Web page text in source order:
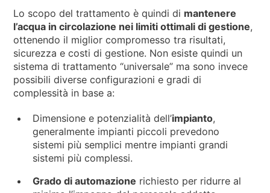
Lo scopo del trattamento è quindi di mantenere
l’acqua in circolazione nei limiti ottimali di gestione,
ottenendo il miglior compromesso tra risultati,
sicurezza e costi di gestione. Non esiste quindi un
sistema di trattamento “universale” ma sono invece
possibili diverse configurazioni e gradi di
complessità in base a:
Dimensione e potenzialità dell’impianto,
generalmente impianti piccoli prevedono
sistemi più semplici mentre impianti grandi
sistemi più complessi.
Grado di automazione richiesto per ridurre al